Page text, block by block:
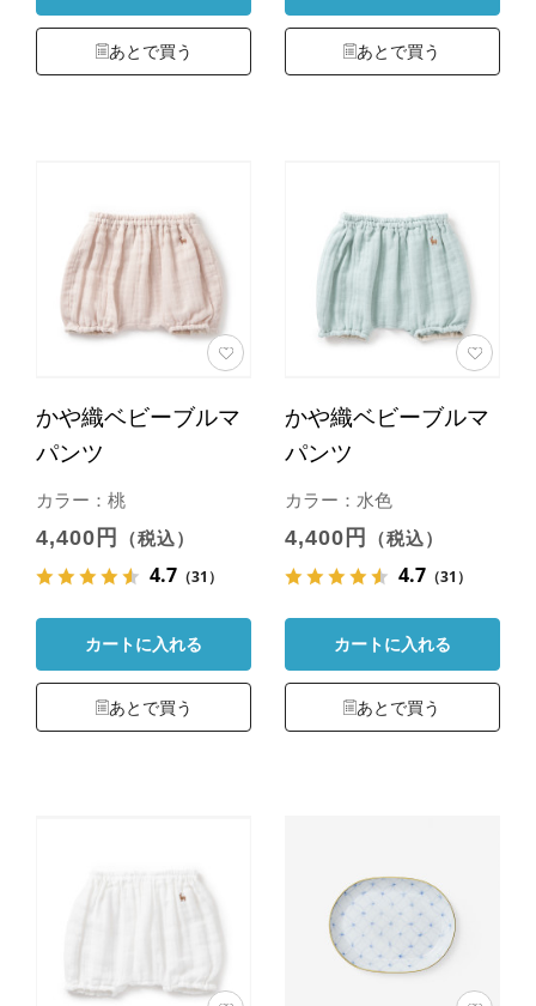
あとで買う あとで買う
かや織ベビーブルマ
パンツ
カラー：桃
4,400円 （税込）
4.7（31）
カートに入れる
あとで買う
かや織ベビーブルマ
パンツ
カラー：水色
4,400円 （税込）
4.7（31）
カートに入れる
あとで買う